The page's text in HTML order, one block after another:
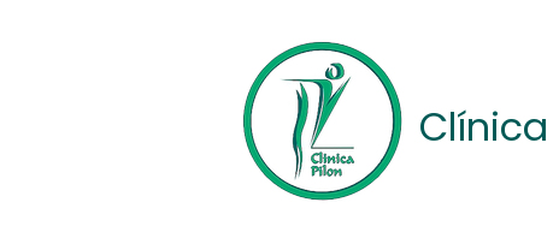
Clínica